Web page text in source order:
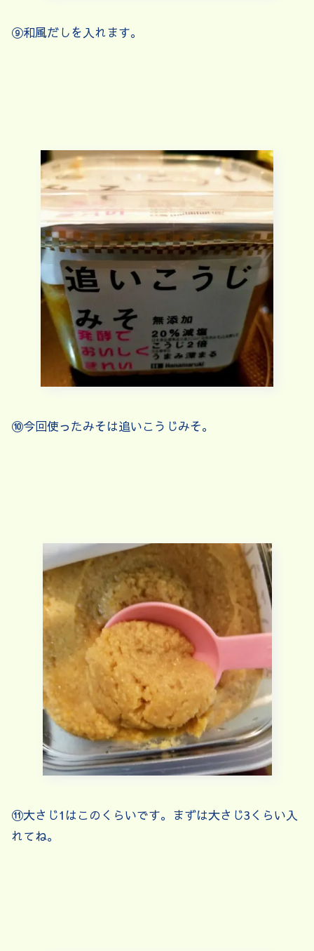
⑨和風だしを入れます。
⑩今回使ったみそは追いこうじみそ。
⑪大さじ1はこのくらいです。まずは大さじ3くらい入
れてね。